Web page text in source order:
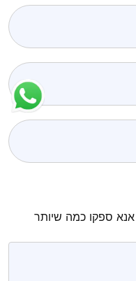
אנא ספקו כמה שיותר